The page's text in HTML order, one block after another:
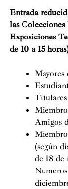
Entrada
las Colecciones
Exposiciones
de 10 a 15
Mayores
Titulares
Amigos
(según
de 18 de